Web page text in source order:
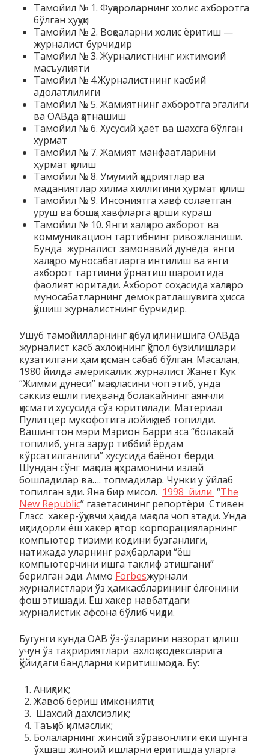
Тамойил № 1. Фуқароларнинг холис ахборотга
бўлган ҳуқуқи
Тамойил № 2. Воқеаларни холис ёритиш —
журналист бурчидир
Тамойил № 3. Журналистнинг ижтимоий
масъулияти
Тамойил № 4.Журналистнинг касбий
адолатлилиги
Тамойил № 5. Жамиятнинг ахборотга эгалиги
ва ОАВда қатнашиш
Тамойил № 6. Хусусий ҳаёт ва шахсга бўлган
хурмат
Тамойил № 7. Жамият манфаатларини
ҳурмат қилиш
Тамойил № 8. Умумий қадриятлар ва
маданиятлар хилма хиллигини ҳурмат қилиш
Тамойил № 9. Инсониятга хавф солаётган
уруш ва бошқа хавфларга қарши кураш
Тамойил № 10. Янги халқаро ахборот ва
коммуникацион тартибнинг ривожланиши.
Бунда журналист замонавий дунёда янги
халқаро муносабатларга интилиш ва янги
ахборот тартиини ўрнатиш шароитида
фаолият юритади. Ахборот соҳасида халқаро
муносабатларнинг демократлашувига ҳисса
қўшиш журналистнинг бурчидир.
Ушуб тамойилларнинг қабул қилинишига ОАВда
журналист касб ахлоқининг қўпол бузилишлари
кузатилгани ҳам қисман сабаб бўлган. Масалан,
1980 йилда америкалик журналист Жанет Кук
“Жимми дунёси” мақоласини чоп этиб, унда
саккиз ёшли гиёҳванд болакайнинг аянчли
қисмати хусусида сўз юритилади. Материал
Пулитцер мукофотига лойиқ деб топилди.
Вашингтон мэри Мэрион Барри эса “болакай
топилиб, унга зарур тиббий ёрдам
кўрсатилганлиги” хусусида баёнот берди.
Шундан сўнг мақола қаҳрамонини излай
бошладилар ва…. топмадилар. Чунки у ўйлаб
топилган эди. Яна бир мисол. 1998 йили “The
New Republic” газетасининг репортёри Стивен
Глэсс хакер-ўқувчи ҳақида мақола чоп этади. Унда
иқтидорли ёш хакер қатор корпорацияларнинг
компьютер тизими кодини бузганлиги,
натижада уларнинг раҳбарлари “ёш
компьютерчини ишга таклиф этишгани”
берилган эди. Аммо Forbesжурнали
журналистлари ўз ҳамкасбларининг ёлғонини
фош этишади. Ёш хакер навбатдаги
журналистик афсона бўлиб чиқди.
Бугунги кунда ОАВ ўз-ўзларини назорат қилиш
учун ўз таҳририятлари ахлоқ кодексларига
қўйидаги бандларни киритишмоқда. Бу:
Аниқлик;
Жавоб бериш имконияти;
Шахсий дахлсизлик;
Таъқиб қилмаслик;
Болаларнинг жинсий зўравонлиги ёки шунга
ўхшаш жиноий ишларни ёритишда уларга